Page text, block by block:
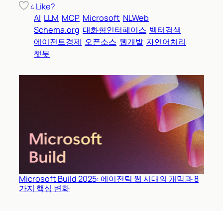
4 Like?
AI LLM MCP Microsoft NLWeb
Schema.org 대화형인터페이스 벡터검색
에이전트경제 오픈소스 웹개발 자연어처리
챗봇
Microsoft Build 2025: 에이전틱 웹 시대의 개막과 8
가지 핵심 변화